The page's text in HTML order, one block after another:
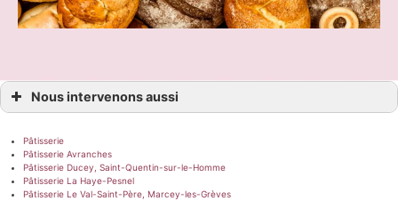
Nous intervenons aussi
Pâtisserie
Pâtisserie Avranches
Pâtisserie Ducey, Saint-Quentin-sur-le-Homme
Pâtisserie La Haye-Pesnel
Pâtisserie Le Val-Saint-Père, Marcey-les-Grèves